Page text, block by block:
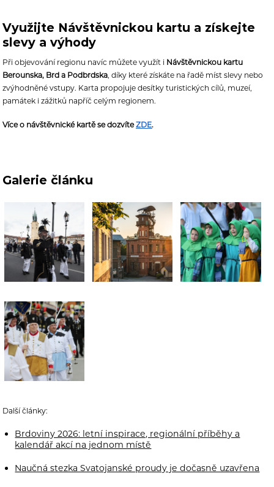
Využijte Návštěvnickou kartu a získejte
slevy a výhody
Při objevování regionu navíc můžete využít i Návštěvnickou kartu
Berounska, Brd a Podbrdska, díky které získáte na řadě míst slevy nebo
zvýhodněné vstupy. Karta propojuje desítky turistických cílů, muzeí,
památek i zážitků napříč celým regionem.
Více o návštěvnické kartě se dozvíteZDE.
Galerie článku
Další články:
Brdoviny 2026: letní inspirace, regionální příběhy a
kalendář akcí na jednom místě
Naučná stezka Svatojanské proudy je dočasně uzavřena